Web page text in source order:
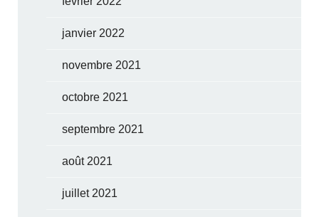
janvier 2022
novembre 2021
octobre 2021
septembre 2021
août 2021
juillet 2021